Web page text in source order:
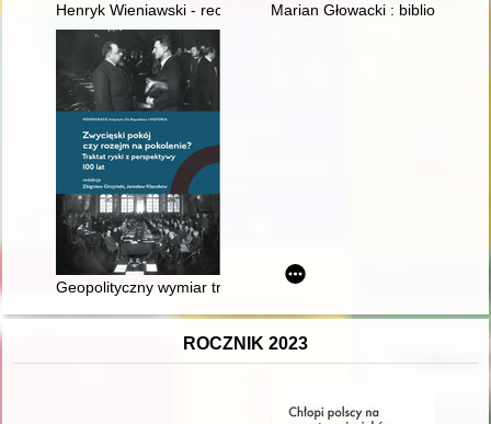
Henryk Wieniawski - recenzja] Marian Głowacki : bibliografia
Geopolityczny wymiar traktatu ryskiego
ROCZNIK 2023